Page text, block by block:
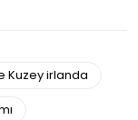
Kuzey irlanda